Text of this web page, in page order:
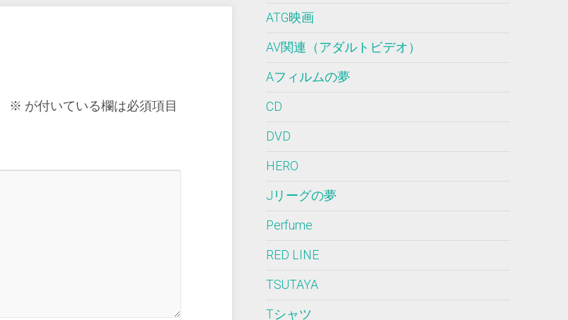
※ が付いている欄は必須項目
ATG映画
AV関連（アダルトビデオ）
Aフィルムの夢
CD
DVD
HERO
Jリーグの夢
Perfume
RED LINE
TSUTAYA
Tシャツ